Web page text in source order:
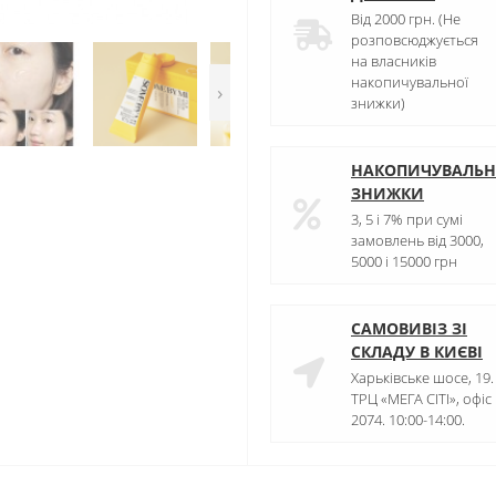
›
Від 2000 грн. (Не
розповсюджується
на власників
накопичувальної
знижки)
ЗНИЖКИ
3, 5 і 7% при сумі
замовлень від 3000,
5000 і 15000 грн
САМОВИВІЗ ЗІ
СКЛАДУ В КИЄВІ
Харьківське шосе, 19.
ТРЦ «МЕГА СІТІ», офіс
2074. 10:00-14:00.